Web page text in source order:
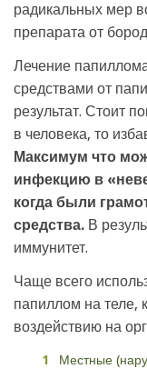
радикальных мер
препарата от
Лечение
средствами от
результат. Стоит
в человека, то
Максимум что
инфекцию в
когда были
средства. В
иммунитет.
Чаще всего
папиллом на теле,
воздействию на
Местные